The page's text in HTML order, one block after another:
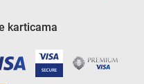
karticama